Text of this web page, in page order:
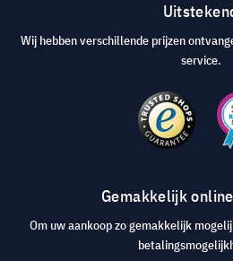
Wij hebben verschillende prijzen
service.
Gemakkelijk
Om uw aankoop zo gemakkelijk